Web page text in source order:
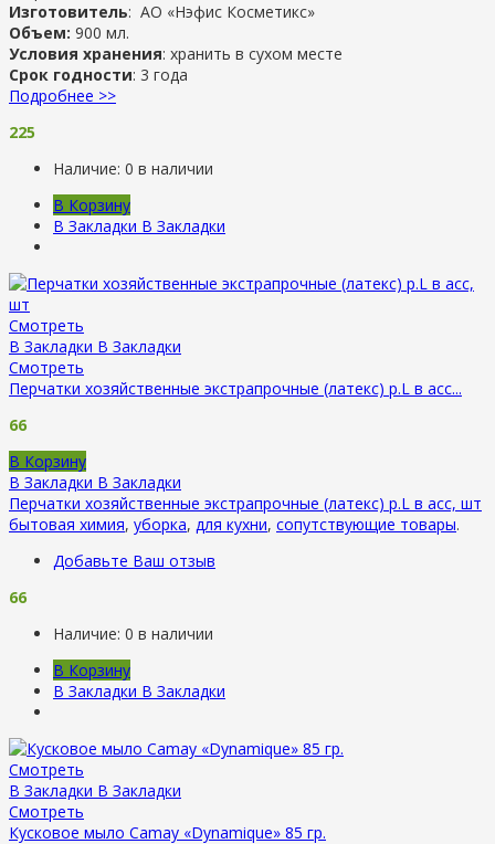
Изготовитель: АО «Нэфис Косметикс»
Объем: 900 мл.
Условия хранения: хранить в сухом месте
Срок годности: 3 года
Подробнее >>
225
Наличие: 0 в наличии
В Корзину
В Закладки В Закладки
Смотреть
В Закладки В Закладки
Смотреть
Перчатки хозяйственные экстрапрочные (латекс) р.L в асс...
66
В Корзину
В Закладки В Закладки
Перчатки хозяйственные экстрапрочные (латекс) р.L в асс, шт
бытовая химия, уборка, для кухни, сопутствующие товары.
Добавьте Ваш отзыв
66
Наличие: 0 в наличии
В Корзину
В Закладки В Закладки
Смотреть
В Закладки В Закладки
Смотреть
Кусковое мыло Camay «Dynamique» 85 гр.